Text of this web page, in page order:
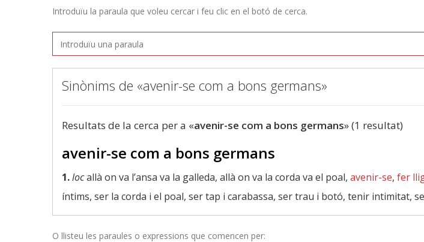
Introduïu la paraula que voleu cercar i feu clic en el botó de cerca.
Sinònims de «avenir-se com a bons germans»
Resultats de la cerca per a «avenir-se com a bons germans» (1 resultat)
avenir-se com a bons germans
1.locallà on va l’ansa va la galleda, allà on va la corda va el poal, avenir-se, fer
íntims, ser la corda i el poal, ser tap i carabassa, ser trau i botó, tenir intimitat,
O llisteu les paraules o expressions que comencen per: